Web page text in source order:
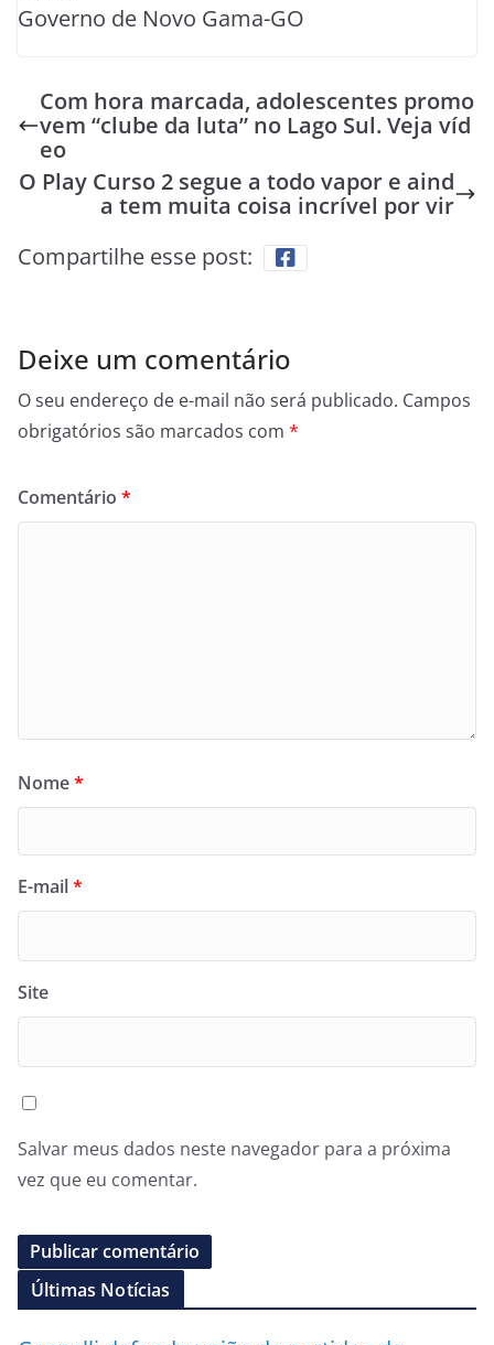
Governo de Novo Gama-GO
Com hora marcada, adolescentes promo
vem “clube da luta” no Lago Sul. Veja víd
eo
O Play Curso 2 segue a todo vapor e aind
a tem muita coisa incrível por vir
Compartilhe esse post:
Deixe um comentário
O seu endereço de e-mail não será publicado. Campos
obrigatórios são marcados com *
Comentário *
Nome*
E-mail*
Site
Salvar meus dados neste navegador para a próxima
vez que eu comentar.
Últimas Notícias